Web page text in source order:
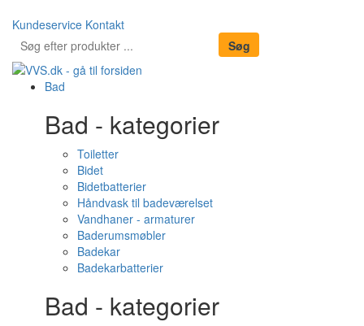
Kundeservice Kontakt
Bad
Bad - kategorier
Toiletter
Bidet
Bidetbatterier
Håndvask til badeværelset
Vandhaner - armaturer
Baderumsmøbler
Badekar
Badekarbatterier
Bad - kategorier